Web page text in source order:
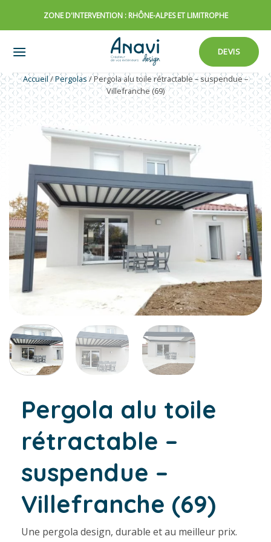
ZONE D'INTERVENTION : RHÔNE-ALPES ET LIMITROPHE
DEVIS
Accueil/Pergolas/Pergola alu toile rétractable – suspendue –
Villefranche (69)
Pergola alu toile
rétractable –
suspendue –
Villefranche (69)
Une pergola design, durable et au meilleur prix.